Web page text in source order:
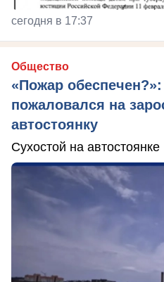
сегодня в 17:37
Общество
«Пожар
пожаловался на
автостоянку
Сухостой на автостоянке